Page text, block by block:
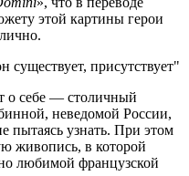
этой картины герои
существует, присутствует
о себе — столичный
неведомой России,
пытаясь узнать. При этом
живопись, в которой
любимой французской